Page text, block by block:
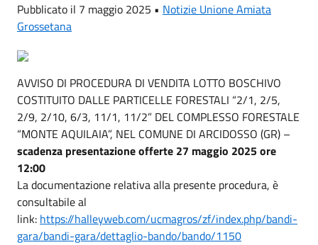
Pubblicato il 7 maggio 2025 • Notizie Unione Amiata
Grossetana
AVVISO DI PROCEDURA DI VENDITA LOTTO BOSCHIVO
COSTITUITO DALLE PARTICELLE FORESTALI “2/1, 2/5,
2/9, 2/10, 6/3, 11/1, 11/2” DEL COMPLESSO FORESTALE
“MONTE AQUILAIA”, NEL COMUNE DI ARCIDOSSO (GR) –
scadenza presentazione offerte 27 maggio 2025 ore
12:00
La documentazione relativa alla presente procedura, è
consultabile al
link: https://halleyweb.com/ucmagros/zf/index.php/bandi-
gara/bandi-gara/dettaglio-bando/bando/1150